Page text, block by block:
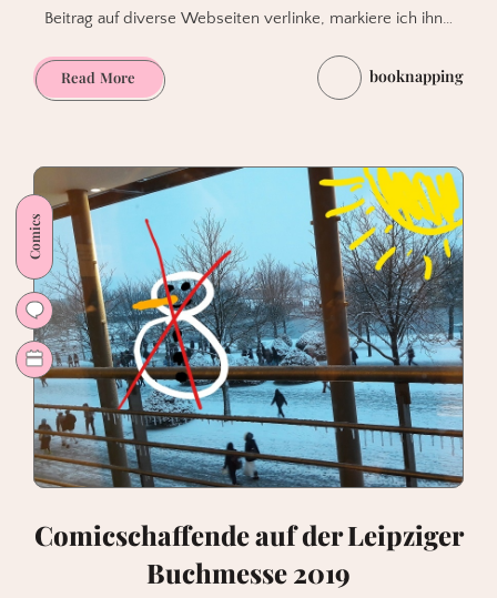
Beitrag auf diverse Webseiten verlinke, markiere ich ihn…
Read MoreDas
war
Buchmesse
2019.
Teil
Sketchbookfutter
booknapping
Comics
Comicschaffende auf der Leipziger
Buchmesse 2019